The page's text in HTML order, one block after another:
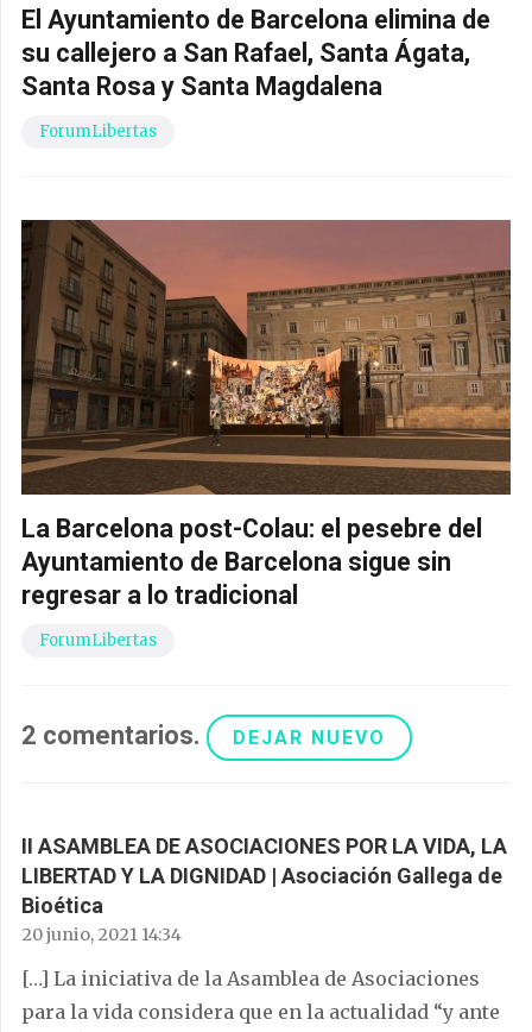
El Ayuntamiento de Barcelona elimina de
su callejero a San Rafael, Santa Ágata,
Santa Rosa y Santa Magdalena
ForumLibertas
La Barcelona post-Colau: el pesebre del
Ayuntamiento de Barcelona sigue sin
regresar a lo tradicional
ForumLibertas
2 comentarios. DEJAR NUEVO
II ASAMBLEA DE ASOCIACIONES POR LA VIDA, LA
LIBERTAD Y LA DIGNIDAD | Asociación Gallega de
Bioética
20 junio, 2021 14:34
[…] La iniciativa de la Asamblea de Asociaciones
para la vida considera que en la actualidad “y ante